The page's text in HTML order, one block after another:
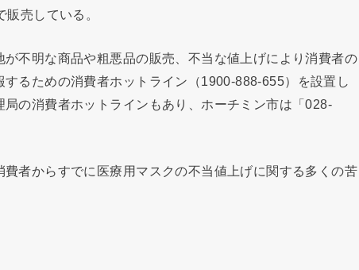
売している。
不明な商品や粗悪品の販売、不当な値上げにより消費者の
るための消費者ホットライン（1900-888-655）を設置し
の消費者ホットラインもあり、ホーチミン市は「028-
者からすでに医療用マスクの不当値上げに関する多くの苦